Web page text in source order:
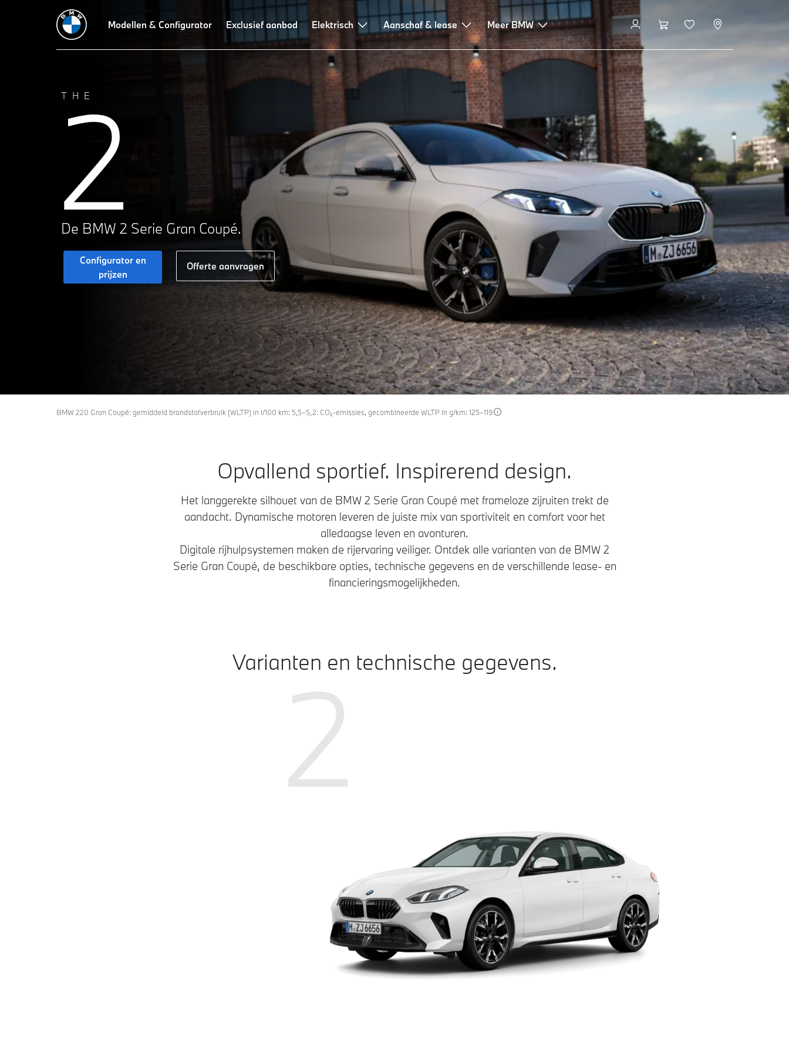
Modellen & Configurator Exclusief aanbod Elektrisch Aanschaf & lease Meer BMW
THE
2
De BMW 2 Serie Gran Coupé.
Configurator en
prijzen
Offerte aanvragen
Technische gegevens Design Technologieën Rijdynamiek Leasen en financieren Advies en services Configurator en prijzen
BMW 220 Gran Coupé: gemiddeld brandstofverbruik (WLTP) in l/100 km: 5,5–5,2: CO₂-emissies, gecombineerde WLTP in g/km: 125–119
Opvallend sportief. Inspirerend design.
Het langgerekte silhouet van de BMW 2 Serie Gran Coupé met frameloze zijruiten trekt de
aandacht. Dynamische motoren leveren de juiste mix van sportiviteit en comfort voor het
alledaagse leven en avonturen.
Digitale rijhulpsystemen maken de rijervaring veiliger. Ontdek alle varianten van de BMW 2
Serie Gran Coupé, de beschikbare opties, technische gegevens en de verschillende lease- en
financieringsmogelijkheden.
Varianten en technische gegevens.
2